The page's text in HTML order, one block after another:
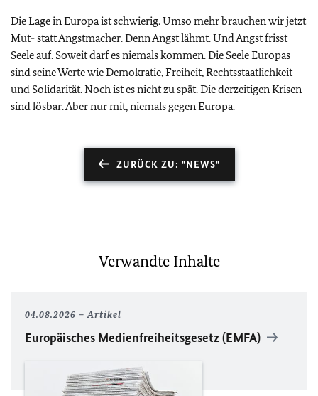
Die Lage in Europa ist schwierig. Umso mehr brauchen wir jetzt
Mut- statt Angstmacher. Denn Angst lähmt. Und Angst frisst
Seele auf. Soweit darf es niemals kommen. Die Seele Europas
sind seine Werte wie Demokratie, Freiheit, Rechtsstaatlichkeit
und Solidarität. Noch ist es nicht zu spät. Die derzeitigen Krisen
sind lösbar. Aber nur mit, niemals gegen Europa.
ZURÜCK ZU: "NEWS"
Verwandte Inhalte
04.08.2026 Artikel
Europäisches Medienfreiheitsgesetz (EMFA)